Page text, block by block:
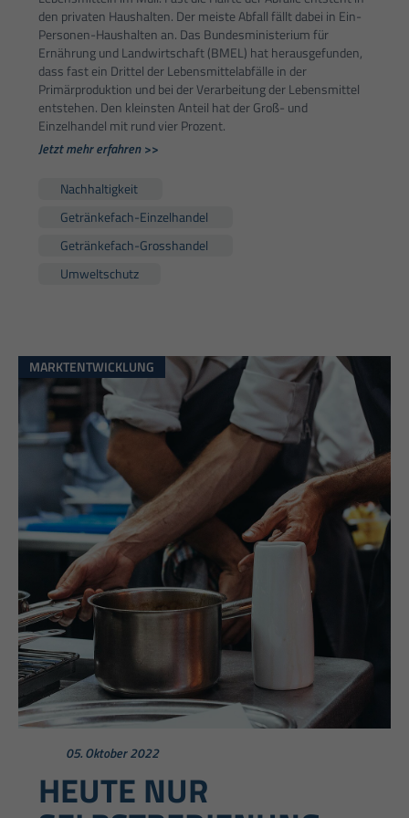
den privaten Haushalten. Der meiste Abfall fällt dabei in Ein-
Personen-Haushalten an. Das Bundesministerium für
Ernährung und Landwirtschaft (BMEL) hat herausgefunden,
dass fast ein Drittel der Lebensmittelabfälle in der
Primärproduktion und bei der Verarbeitung der Lebensmittel
entstehen. Den kleinsten Anteil hat der Groß- und
Einzelhandel mit rund vier Prozent.
Jetzt mehr erfahren >>
Nachhaltigkeit
Getränkefach-Einzelhandel
Getränkefach-Grosshandel
Umweltschutz
MARKTENTWICKLUNG
05. Oktober 2022
HEUTE NUR